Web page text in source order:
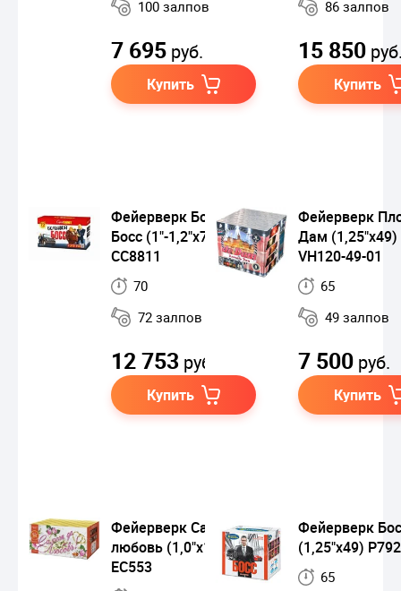
100 залпов
7 695 руб.
Купить
86 залпов
15 850
Купить
Фейерверк Большой
Босс (1"-1,2"х72)
СС8811
70
72 залпов
12 753 руб.
Купить
Фейерверк
Дам (1,25"х49)
VH120-49-01
65
49 залпов
7 500 руб.
Купить
Фейерверк Салют да
любовь (1,0"х100)
ЕС553
Фейерверк
(1,25"х49)
65